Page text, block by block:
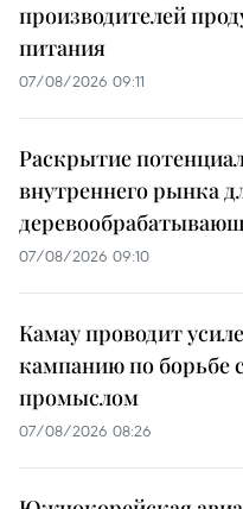
производителей
питания
07/08/2026 09:11
Раскрытие
внутреннего рынка
07/08/2026 09:10
Камау проводит
кампанию по
промыслом
07/08/2026 08:26